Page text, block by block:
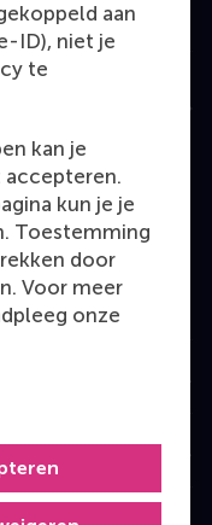
aan
ID), niet je
te
kan je
kun je je
Toestemming
door
Voor meer
onze